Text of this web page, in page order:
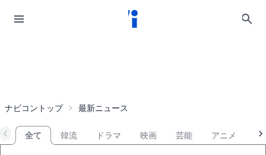
ナビコントップ 最新ニュース
全て 韓流 ドラマ 映画 芸能 アニメ